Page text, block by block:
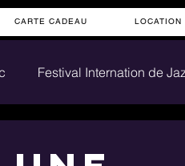
CARTE CADEAU LOCATION
Festival Internation de